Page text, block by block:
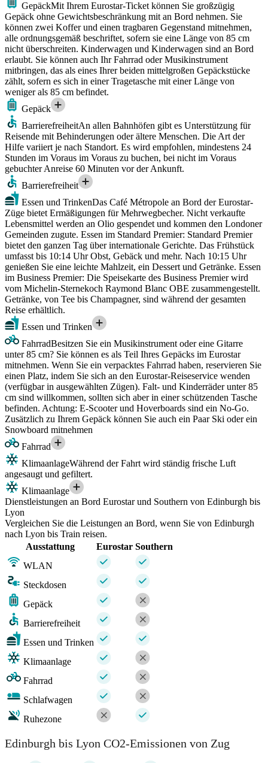
GepäckMit Ihrem Eurostar-Ticket können Sie großzügig
Gepäck ohne Gewichtsbeschränkung mit an Bord nehmen. Sie
können zwei Koffer und einen tragbaren Gegenstand mitnehmen,
alle ordnungsgemäß beschriftet, sofern sie eine Länge von 85 cm
nicht überschreiten. Kinderwagen und Kinderwagen sind an Bord
erlaubt. Sie können auch Ihr Fahrrad oder Musikinstrument
mitbringen, das als eines Ihrer beiden mittelgroßen Gepäckstücke
zählt, sofern es sich in einer Tragetasche mit einer Länge von
weniger als 85 cm befindet.
Gepäck
BarrierefreiheitAn allen Bahnhöfen gibt es Unterstützung für
Reisende mit Behinderungen oder ältere Menschen. Die Art der
Hilfe variiert je nach Standort. Es wird empfohlen, mindestens 24
Stunden im Voraus im Voraus zu buchen, bei nicht im Voraus
gebuchter Anreise 60 Minuten vor der Ankunft.
Barrierefreiheit
Essen und TrinkenDas Café Métropole an Bord der Eurostar-
Züge bietet Ermäßigungen für Mehrwegbecher. Nicht verkaufte
Lebensmittel werden an Olio gespendet und kommen den Londoner
Gemeinden zugute. Essen im Standard Premier: Standard Premier
bietet den ganzen Tag über internationale Gerichte. Das Frühstück
umfasst bis 10:14 Uhr Obst, Gebäck und mehr. Nach 10:15 Uhr
genießen Sie eine leichte Mahlzeit, ein Dessert und Getränke. Essen
im Business Premier: Die Speisekarte des Business Premier wird
vom Michelin-Sternekoch Raymond Blanc OBE zusammengestellt.
Getränke, von Tee bis Champagner, sind während der gesamten
Reise erhältlich.
Essen und Trinken
FahrradBesitzen Sie ein Musikinstrument oder eine Gitarre
unter 85 cm? Sie können es als Teil Ihres Gepäcks im Eurostar
mitnehmen. Wenn Sie ein verpacktes Fahrrad haben, reservieren Sie
einen Platz, indem Sie sich an den Eurostar-Reiseservice wenden
(verfügbar in ausgewählten Zügen). Falt- und Kinderräder unter 85
cm sind willkommen, sollten sich aber in einer schützenden Tasche
befinden. Achtung: E-Scooter und Hoverboards sind ein No-Go.
Zusätzlich zu Ihrem Gepäck können Sie auch ein Paar Ski oder ein
Snowboard mitnehmen
Fahrrad
KlimaanlageWährend der Fahrt wird ständig frische Luft
angesaugt und gefiltert.
Klimaanlage
Dienstleistungen an Bord Eurostar und Southern von Edinburgh bis
Lyon
Vergleichen Sie die Leistungen an Bord, wenn Sie von Edinburgh
nach Lyon bis Train reisen.
Ausstattung
Eurostar Southern
WLAN
Steckdosen
Gepäck
Barrierefreiheit
Essen und Trinken
Klimaanlage
Fahrrad
Schlafwagen
Ruhezone
Edinburgh bis Lyon CO2-Emissionen von Zug